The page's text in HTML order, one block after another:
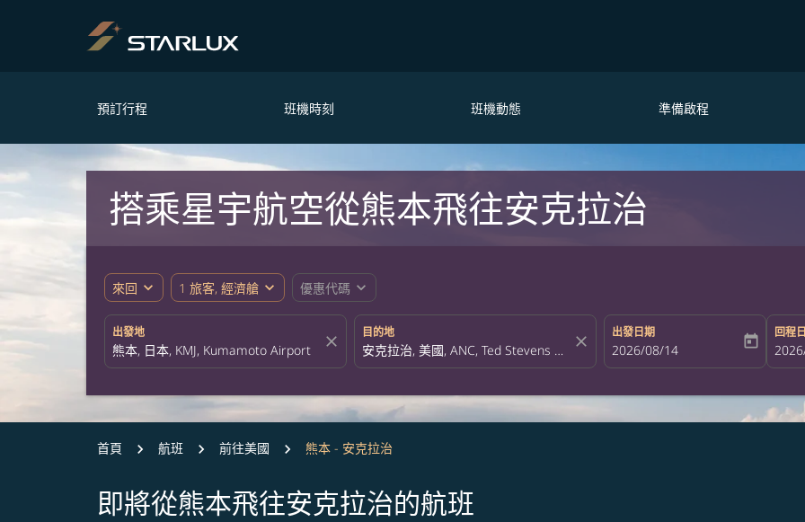
預訂行程 班機時刻 班機動態 準備啟程
搭乘星宇航空從熊本飛往安克拉治
來回 expand_more 1 旅客, 經濟艙 expand_more 優惠代碼 expand_more
出發地
close
目的地
close
出發日期
fc-booking-departure-date-aria-
2026/08/14 today
回程
fc-
首頁 航班 前往美國 熊本 - 安克拉治
即將從熊本飛往安克拉治的航班
無符合您設定條件的票價，請調整篩選條件。